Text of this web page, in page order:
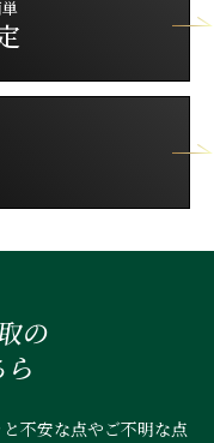
の
不安な点やご不明な点